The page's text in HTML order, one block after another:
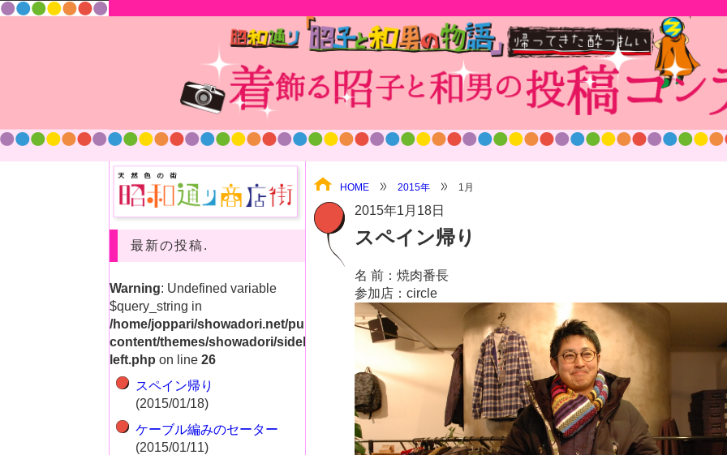
最新の投稿.
Warning: Undefined variable
$query_string in
/home/joppari/showadori.net/public_html/shop/wp-
content/themes/showadori/sidebar-
left.php on line26
スペイン帰り
(2015/01/18)
ケーブル編みのセーター
(2015/01/11)
HOME 2015年 1月
2015年1月18日
スペイン帰り
名 前：焼肉番長
参加店：circle